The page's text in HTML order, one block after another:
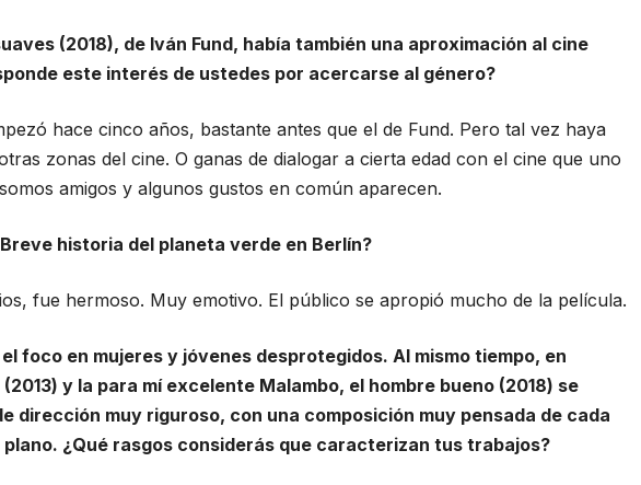
(2018), de Iván Fund, había también una aproximación al cine
este interés de ustedes por acercarse al género?
hace cinco años, bastante antes que el de Fund. Pero tal vez haya
zonas del cine. O ganas de dialogar a cierta edad con el cine que uno
amigos y algunos gustos en común aparecen.
historia del planeta verde en Berlín?
fue hermoso. Muy emotivo. El público se apropió mucho de la película.
foco en mujeres y jóvenes desprotegidos. Al mismo tiempo, en
y la para mí excelente Malambo, el hombre bueno (2018) se
dirección muy riguroso, con una composición muy pensada de cada
¿Qué rasgos considerás que caracterizan tus trabajos?